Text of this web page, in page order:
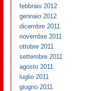
febbraio 2012
gennaio 2012
dicembre 2011
novembre 2011
ottobre 2011
settembre 2011
agosto 2011
luglio 2011
giugno 2011